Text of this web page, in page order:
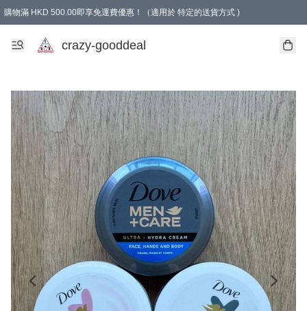
購物滿 HKD 500.00即享免運費優惠！（適用於 特定的送貨方式 )
成為會員可享免費禮品
crazy-gooddeal